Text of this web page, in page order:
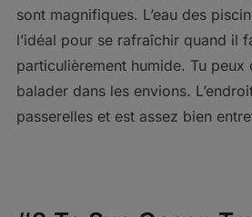
sont magnifiques. L’eau des
l’idéal pour se rafraîchir quand il
particulièrement humide. Tu peux
balader dans les envions.
passerelles et est assez bien